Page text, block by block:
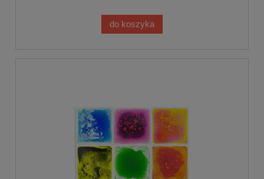
do koszyka